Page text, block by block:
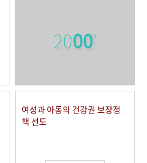
2000'
여성과 아동의 건강권 보장정
책 선도